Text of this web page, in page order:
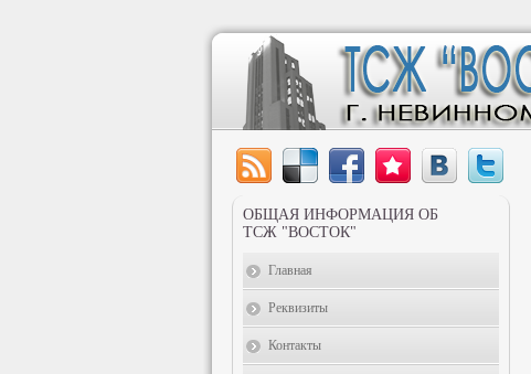
ОБЩАЯ ИНФОРМАЦИЯ ОБ
ТСЖ "ВОСТОК"
Главная
Реквизиты
Контакты